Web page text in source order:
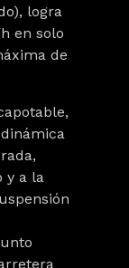
logra
en solo
de
y a la